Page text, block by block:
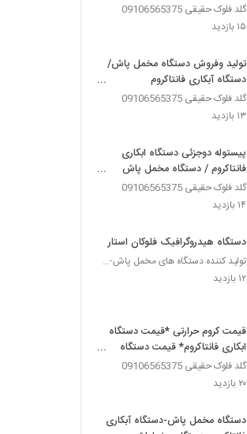
گلد فلوک حقیقی 09106565375
۱۵ بازدید
تولید وفروش دستگاه مخمل پاش/
دستگاه آبکاری فانتاکروم
پاششی09029236102
گلد فلوک حقیقی 09106565375
۱۳ بازدید
پیستوله دوجزئی دستگاه ابکاری
فانتاکروم / دستگاه مخمل پاش
09029236102
گلد فلوک حقیقی 09106565375
۱۴ بازدید
دستگاه هیدروگرافیک فلوکان استار
تولید کننده دستگاه های مخمل پاش-هیدروگرافیک-ابکاری
۱۲ بازدید
قیمت کروم حرارتی *قیمت دستگاه
ابکاری فانتاکروم* قیمت دستگاه
مخمل پاش
گلد فلوک حقیقی 09106565375
۲۰ بازدید
دستگاه مخمل پاش-دستگاه آبکاری